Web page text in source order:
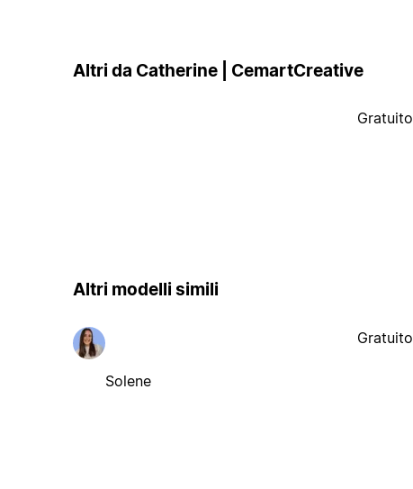
Altri da Catherine | CemartCreative
Gratuito
Altri modelli simili
Solene
Gratuito